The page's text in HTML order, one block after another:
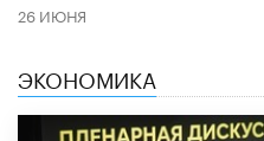
26 ИЮНЯ
ЭКОНОМИКА